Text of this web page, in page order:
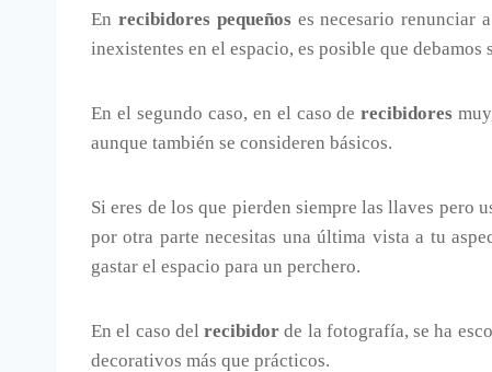
En recibidores pequeñoses necesario renunciar
inexistentes en el espacio, es posible que
En el segundo caso, en el caso derecibidores
aunque también se consideren básicos.
Si eres de los que pierden siempre las llaves
por otra parte necesitas una última vista a tu
gastar el espacio para un perchero.
En el caso delrecibidor de la fotografía, se ha
decorativos más que prácticos.